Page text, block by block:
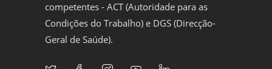
competentes - ACT (Autoridade para as
Condições do Trabalho) e DGS (Direcção-
Geral de Saúde).